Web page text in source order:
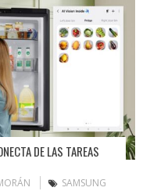
DE LAS TAREAS
SAMSUNG